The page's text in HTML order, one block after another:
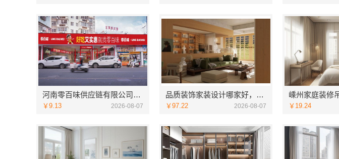
河南零百味供应链有限公司社区线下实体硬折扣零食铺全域盈利
￥9.13 2026-08-07
品质装饰家装设计哪家好，佛山市雅居美家建筑装饰工程有限公司资深团队全案定制
￥97.22 2026-08-07 ￥19.24